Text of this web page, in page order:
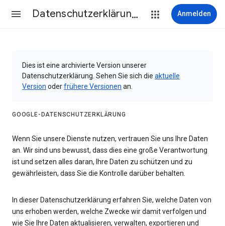
Datenschutzerklärung & Nutzungsbedingungen Anmelden
Dies ist eine archivierte Version unserer
Datenschutzerklärung. Sehen Sie sich die aktuelle
Version oderfrühere Versionen an.
GOOGLE-DATENSCHUTZERKLÄRUNG
Wenn Sie unsere Dienste nutzen, vertrauen Sie uns Ihre Daten
an. Wir sind uns bewusst, dass dies eine große Verantwortung
ist und setzen alles daran, Ihre Daten zu schützen und zu
gewährleisten, dass Sie die Kontrolle darüber behalten.
In dieser Datenschutzerklärung erfahren Sie, welche Daten von
uns erhoben werden, welche Zwecke wir damit verfolgen und
wie Sie Ihre Daten aktualisieren, verwalten, exportieren und